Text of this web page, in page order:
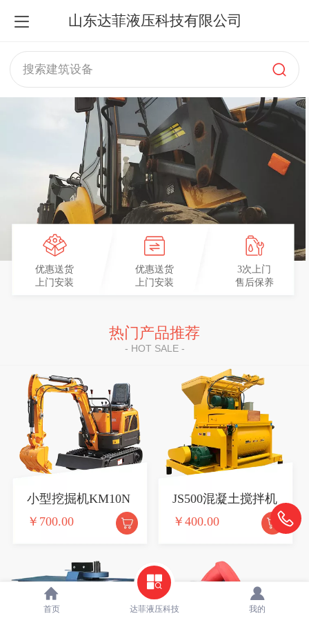
山东达菲液压科技有限公司
搜索建筑设备
优惠送货
上门安装
优惠送货
上门安装
3次上门
售后保养
热门产品推荐
- HOT SALE -
小型挖掘机KM10N
￥700.00
JS500混凝土搅拌机
￥400.00
首页 达菲液压科技 我的